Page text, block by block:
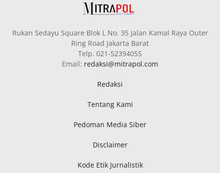
Rukan Sedayu Square Blok L No. 35 Jalan Kamal Raya Outer
Ring Road Jakarta Barat
Telp. 021-52394055
Email: redaksi@mitrapol.com
Redaksi
Tentang Kami
Pedoman Media Siber
Disclaimer
Kode Etik Jurnalistik